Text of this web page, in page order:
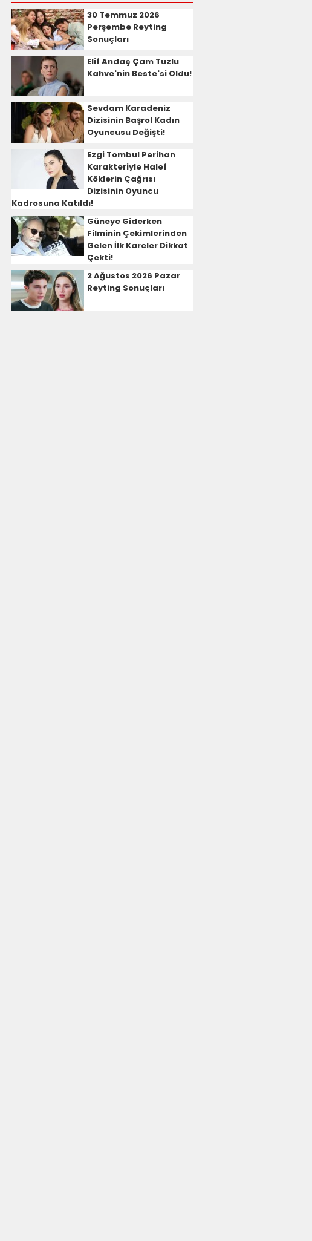
30 Temmuz 2026
Perşembe Reyting
Sonuçları
Elif Andaç Çam Tuzlu
Kahve'nin Beste'si Oldu!
Sevdam Karadeniz
Dizisinin Başrol Kadın
Oyuncusu Değişti!
Ezgi Tombul Perihan
Karakteriyle Halef
Köklerin Çağrısı
Dizisinin Oyuncu
Kadrosuna Katıldı!
Güneye Giderken
Filminin Çekimlerinden
Gelen İlk Kareler Dikkat
Çekti!
2 Ağustos 2026 Pazar
Reyting Sonuçları